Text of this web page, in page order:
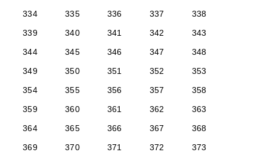
334
335 336 337
338
339
340 341 342
343
344
345 346 347
348
349
350 351 352
353
354
355 356 357
358
359
360 361 362
363
364
365 366 367
368
369
370 371 372 373